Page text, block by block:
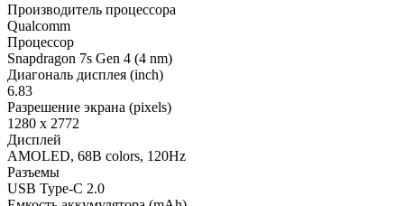
Производитель процессора
Qualcomm
Процессор
Snapdragon 7s Gen 4 (4 nm)
Диагональ дисплея (inch)
6.83
Разрешение экрана (pixels)
1280 x 2772
Дисплей
AMOLED, 68B colors, 120Hz
Разъемы
USB Type-C 2.0